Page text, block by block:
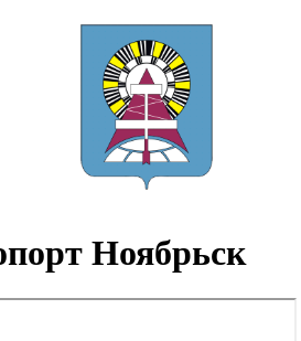
Ноябрьск